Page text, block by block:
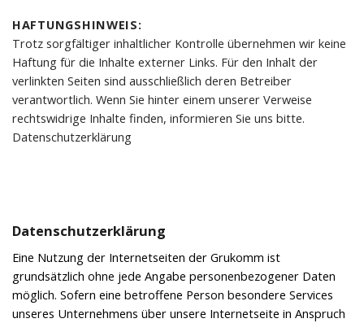
HAFTUNGSHINWEIS:
Trotz sorgfältiger inhaltlicher Kontrolle übernehmen wir keine
Haftung für die Inhalte externer Links. Für den Inhalt der
verlinkten Seiten sind ausschließlich deren Betreiber
verantwortlich. Wenn Sie hinter einem unserer Verweise
rechtswidrige Inhalte finden, informieren Sie uns bitte.
Datenschutzerklärung
Datenschutzerklärung
Eine Nutzung der Internetseiten der Grukomm ist
grundsätzlich ohne jede Angabe personenbezogener Daten
möglich. Sofern eine betroffene Person besondere Services
unseres Unternehmens über unsere Internetseite in Anspruch